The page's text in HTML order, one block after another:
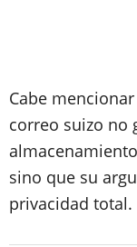
Cabe
correo suizo no
sino que su
privacidad total.